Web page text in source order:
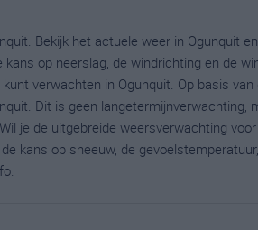
Bekijk het actuele weer in Ogunquit
op neerslag, de windrichting en de
verwachten in Ogunquit. Op basis
Dit is geen langetermijnverwachting,
je de uitgebreide weersverwachting
kans op sneeuw, de